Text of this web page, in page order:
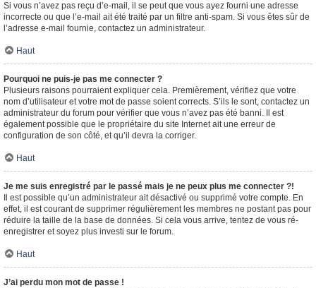
Si vous n’avez pas reçu d’e-mail, il se peut que vous ayez fourni une adresse
incorrecte ou que l’e-mail ait été traité par un filtre anti-spam. Si vous êtes sûr de
l’adresse e-mail fournie, contactez un administrateur.
Haut
Pourquoi ne puis-je pas me connecter ?
Plusieurs raisons pourraient expliquer cela. Premièrement, vérifiez que votre
nom d’utilisateur et votre mot de passe soient corrects. S’ils le sont, contactez un
administrateur du forum pour vérifier que vous n’avez pas été banni. Il est
également possible que le propriétaire du site Internet ait une erreur de
configuration de son côté, et qu’il devra la corriger.
Haut
Je me suis enregistré par le passé mais je ne peux plus me connecter ?!
Il est possible qu’un administrateur ait désactivé ou supprimé votre compte. En
effet, il est courant de supprimer régulièrement les membres ne postant pas pour
réduire la taille de la base de données. Si cela vous arrive, tentez de vous ré-
enregistrer et soyez plus investi sur le forum.
Haut
J’ai perdu mon mot de passe !